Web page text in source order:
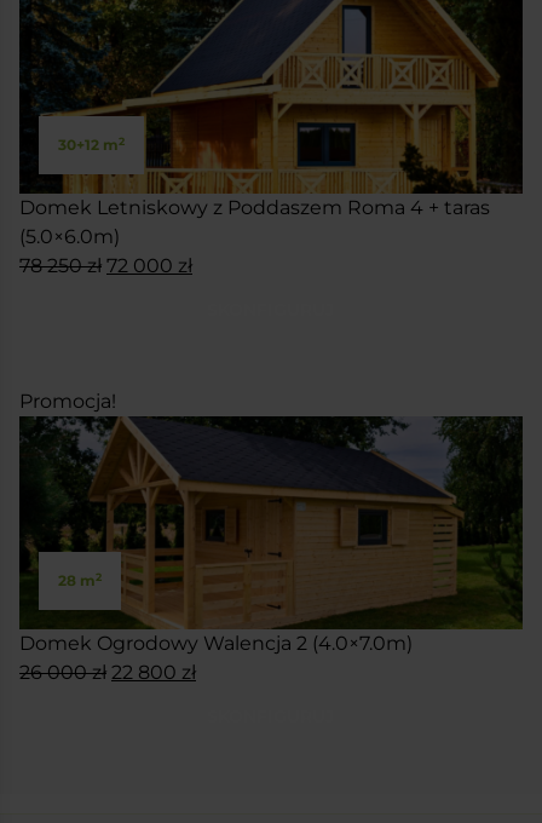
30+12 m2
Domek Letniskowy z Poddaszem Roma 4 + taras
(5.0×6.0m)
78 250zł Pierwotna
72 000 złAktualna
Promocja!
28 m2
Domek Ogrodowy Walencja 2 (4.0×7.0m)
26 000zł Pierwotna
22 800 złAktualna